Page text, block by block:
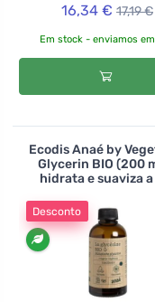
16,34 € 17,19 €
Em stock - enviamos
Ecodis Anaé by
Glycerin BIO (200
hidrata e suaviza a
Desconto